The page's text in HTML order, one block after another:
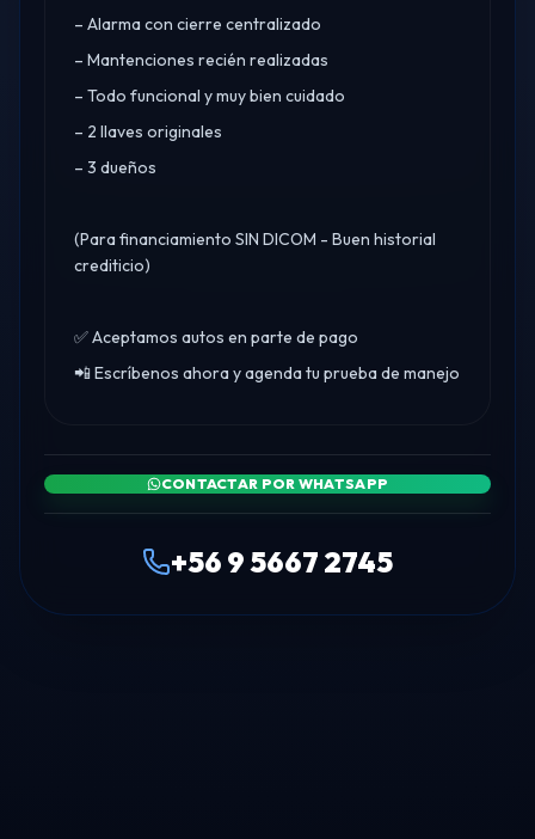
– Alarma con cierre centralizado
– Mantenciones recién realizadas
– Todo funcional y muy bien cuidado
– 2 llaves originales
– 3 dueños
(Para financiamiento SIN DICOM - Buen historial
crediticio)
✅ Aceptamos autos en parte de pago
📲 Escríbenos ahora y agenda tu prueba de manejo
CONTACTAR POR WHATSAPP
+56 9 5667 2745